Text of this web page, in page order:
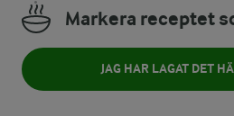
Markera receptet
JAG HAR LAGAT DET